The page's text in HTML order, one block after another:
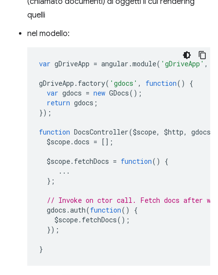
quelli
nel modello:
var gDriveApp = angular .module( 'gDriveApp' ,
gDriveApp . factory( 'gdocs' , function()
{
var gdocs = new GDocs();
return gdocs ;
});
function DocsController($scope, $http, gdocs
$scope.docs = [];
$scope. fetchDocs = function()
{
...
};
// Invoke on ctor call. Fetch docs after we
gdocs .auth(function()
{
$scope. fetchDocs();
});
}